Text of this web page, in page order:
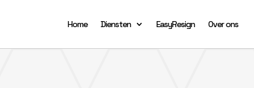
Home Diensten EasyResign Over ons